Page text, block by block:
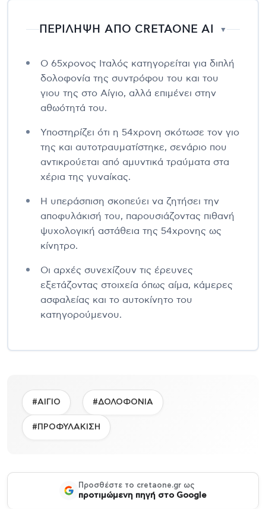
ΠΕΡΙΛΗΨΗ ΑΠΟ CRETAONE AI ▼
Ο 65χρονος Ιταλός κατηγορείται για διπλή
δολοφονία της συντρόφου του και του
γιου της στο Αίγιο, αλλά επιμένει στην
αθωότητά του.
Υποστηρίζει ότι η 54χρονη σκότωσε τον γιο
της και αυτοτραυματίστηκε, σενάριο που
αντικρούεται από αμυντικά τραύματα στα
χέρια της γυναίκας.
Η υπεράσπιση σκοπεύει να ζητήσει την
αποφυλάκισή του, παρουσιάζοντας πιθανή
ψυχολογική αστάθεια της 54χρονης ως
κίνητρο.
Οι αρχές συνεχίζουν τις έρευνες
εξετάζοντας στοιχεία όπως αίμα, κάμερες
ασφαλείας και το αυτοκίνητο του
κατηγορούμενου.
#ΑΙΓΙΟ #ΔΟΛΟΦΟΝΙΑ
#ΠΡΟΦΥΛΑΚΙΣΗ
Προσθέστε το cretaone.gr ως
προτιμώμενη πηγή στο Google